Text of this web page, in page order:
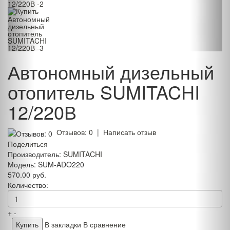
Автономный дизельный
отопитель SUMITACHI
12/220В
Отзывов: 0 | Написать отзыв
Поделиться
Производитель: SUMITACHI
Модель: SUM-ADO220
570.00 руб.
Количество:
+ -
В закладки В сравнение